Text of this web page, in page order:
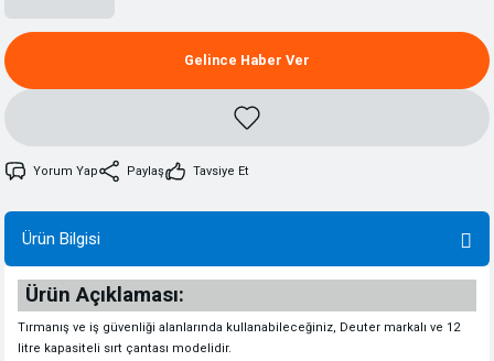
Gelince Haber Ver
Yorum Yap Paylaş Tavsiye Et
Ürün Bilgisi
Ürün Açıklaması:
Tırmanış ve iş güvenliği alanlarında kullanabileceğiniz, Deuter markalı ve 12
litre kapasiteli sırt çantası modelidir.